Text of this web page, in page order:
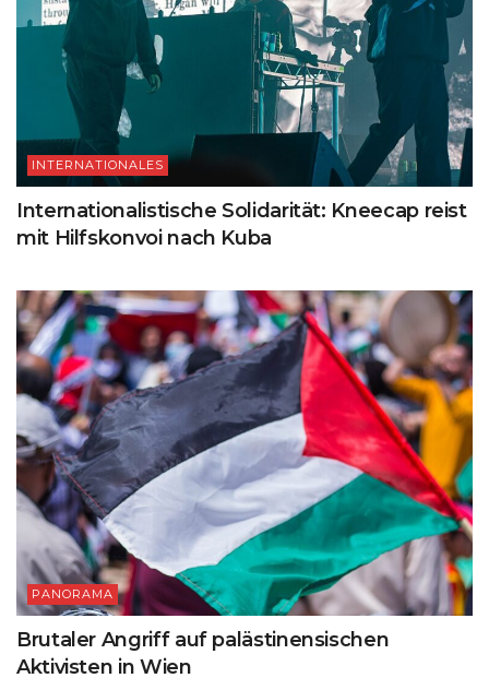
INTERNATIONALES
Internationalistische Solidarität: Kneecap reist
mit Hilfskonvoi nach Kuba
PANORAMA
Brutaler Angriff auf palästinensischen
Aktivisten in Wien